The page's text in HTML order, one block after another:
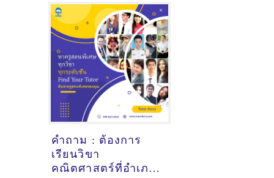
ครูสอนพิเศษที่นี่
คำถาม : ต้องการ
เรียนวิขา
คณิตศาสตร์ที่อำเภอ